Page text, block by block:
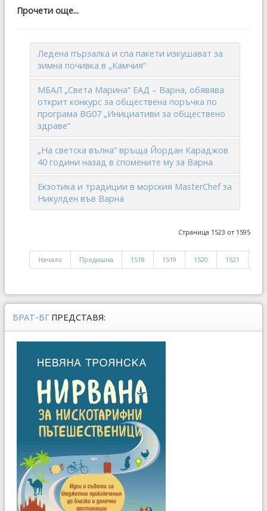
Прочети още...
Ледена пързалка и спа пакети изкушават за
зимна почивка в „Камчия“
МБАЛ „Света Марина“ ЕАД – Варна, обявява
открит конкурс за обществена поръчка по
програма BG07 „Инициативи за обществено
здраве“
„На светска вълна“ връща Йордан Караджов
40 години назад в спомените му за Варна
Екзотика и традиции в морския MasterChef за
Никулден във Варна
Страница 1523 от 1595
Начало Предишна 1518 1519 1520 1521
БРАТ-БГ ПРЕДСТАВЯ: